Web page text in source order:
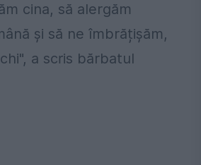
cina, să alergăm
și să ne îmbrățișăm,
a scris bărbatul